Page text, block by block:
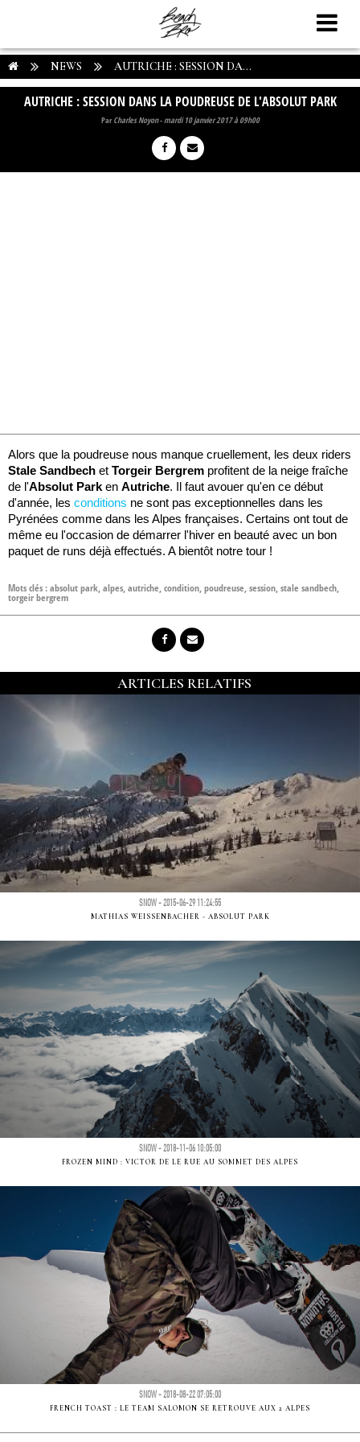
NEWS AUTRICHE : SESSION DA...
AUTRICHE : SESSION DANS LA POUDREUSE DE L'ABSOLUT PARK
ParCharles Noyon-mardi 10 janvier 2017 à 09h00
Alors que la poudreuse nous manque cruellement, les deux riders
Stale Sandbech et Torgeir Bergrem profitent de la neige fraîche
de l'Absolut Park en Autriche. Il faut avouer qu'en ce début
d'année, les conditions ne sont pas exceptionnelles dans les
Pyrénées comme dans les Alpes françaises. Certains ont tout de
même eu l'occasion de démarrer l'hiver en beauté avec un bon
paquet de runs déjà effectués. A bientôt notre tour !
Mots clés :absolut park,alpes,autriche,condition,poudreuse,session,stale sandbech,
torgeir bergrem
ARTICLES RELATIFS
SNOW - 2015-06-29 11:24:55
MATHIAS WEISSENBACHER - ABSOLUT PARK
SNOW - 2018-11-06 10:05:00
FROZEN MIND : VICTOR DE LE RUE AU SOMMET DES ALPES
SNOW - 2018-08-22 07:05:00
FRENCH TOAST : LE TEAM SALOMON SE RETROUVE AUX 2 ALPES